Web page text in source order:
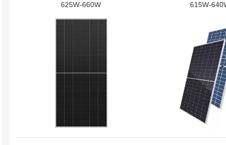
625W-660W 615W-